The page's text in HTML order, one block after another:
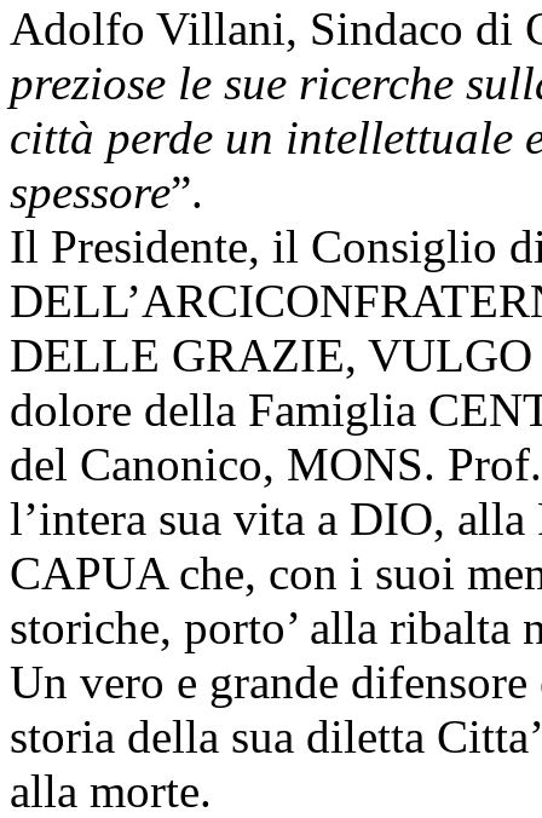
Adolfo Villani, Sindaco di
preziose le sue ricerche
città perde un intellettuale
spessore”.
Il Presidente, il Consiglio
DELLE GRAZIE,
dolore della Famiglia
del Canonico, MONS.
l’intera sua vita a DIO,
CAPUA che, con i suoi
storiche, porto’ alla ribalta
Un vero e grande
storia della sua diletta
alla morte.